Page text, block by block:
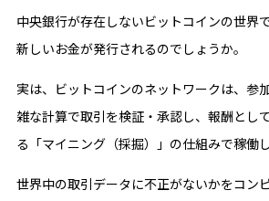
中央銀行が存在しないビットコインの世界
新しいお金が発行されるのでしょうか。
実は、ビットコインのネットワークは、参
雑な計算で取引を検証・承認し、報酬とし
る「マイニング（採掘）」の仕組みで稼働し
世界中の取引データに不正がないかをコン